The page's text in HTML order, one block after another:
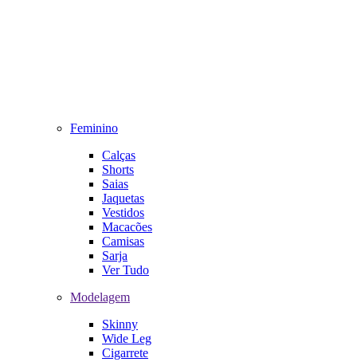
Feminino
Calças
Shorts
Saias
Jaquetas
Vestidos
Macacões
Camisas
Sarja
Ver Tudo
Modelagem
Skinny
Wide Leg
Cigarrete